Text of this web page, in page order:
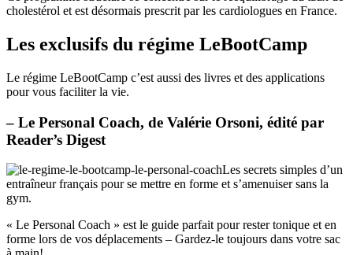
cholestérol et est désormais prescrit par les cardiologues en France.
Les exclusifs du régime LeBootCamp
Le régime LeBootCamp c’est aussi des livres et des applications
pour vous faciliter la vie.
– Le Personal Coach, de Valérie Orsoni, édité par
Reader’s Digest
Les secrets simples d’un
entraîneur français pour se mettre en forme et s’amenuiser sans la
gym.
« Le Personal Coach » est le guide parfait pour rester tonique et en
forme lors de vos déplacements – Gardez-le toujours dans votre sac